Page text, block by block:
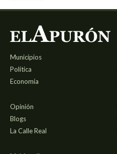
Municipios
Política
Economía
Opinión
Blogs
La Calle Real